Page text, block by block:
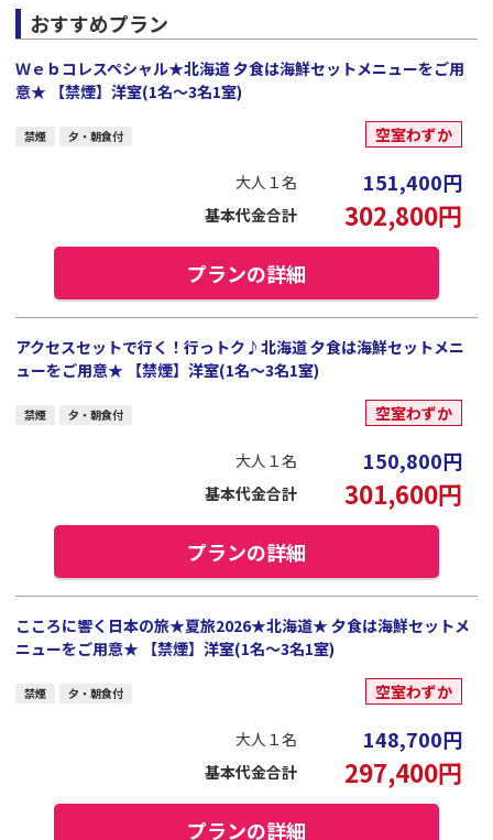
おすすめプラン
Ｗｅｂコレスペシャル★北海道 夕食は海鮮セットメニューをご用
意★ 【禁煙】洋室(1名～3名1室)
禁煙 夕・朝食付 空室わずか
大人１名 151,400円
基本代金合計 302,800円
プランの詳細
アクセスセットで行く！行っトク♪北海道 夕食は海鮮セットメニ
ューをご用意★ 【禁煙】洋室(1名～3名1室)
禁煙 夕・朝食付 空室わずか
大人１名 150,800円
基本代金合計 301,600円
プランの詳細
こころに響く日本の旅★夏旅2026★北海道★ 夕食は海鮮セットメ
ニューをご用意★ 【禁煙】洋室(1名～3名1室)
禁煙 夕・朝食付 空室わずか
大人１名 148,700円
基本代金合計 297,400円
プランの詳細